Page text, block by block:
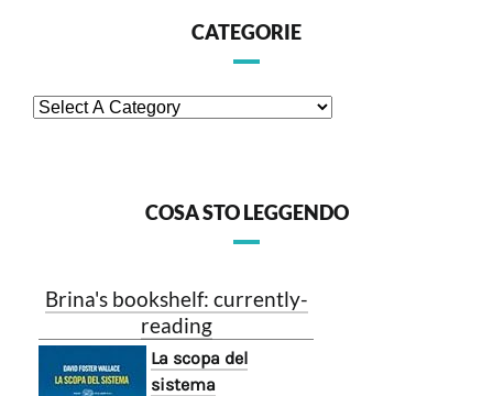
CATEGORIE
COSA STO LEGGENDO
Brina's bookshelf: currently-
reading
La scopa del
sistema